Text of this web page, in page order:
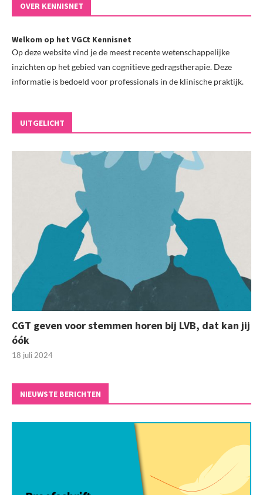
OVER KENNISNET
Welkom op het VGCt Kennisnet
Op deze website vind je de meest recente wetenschappelijke
inzichten op het gebied van cognitieve gedragstherapie. Deze
informatie is bedoeld voor professionals in de klinische praktijk.
UITGELICHT
CGT geven voor stemmen horen bij LVB, dat kan jij
óók
18 juli 2024
NIEUWSTE BERICHTEN